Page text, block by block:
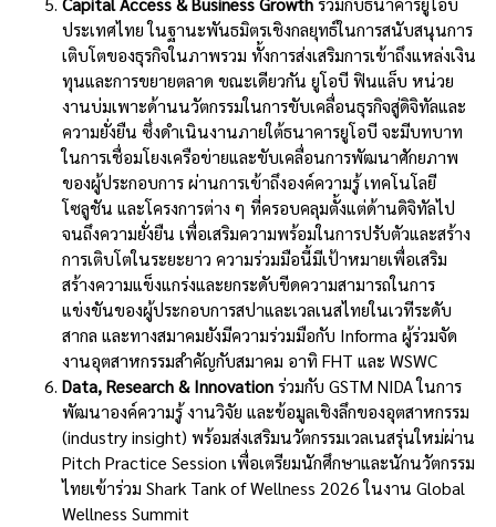
ประเทศไทย ในฐานะพันธมิตรเชิงกลยุทธ์ในการสนับสนุนการ
เติบโตของธุรกิจในภาพรวม ทั้งการส่งเสริมการเข้าถึงแหล่งเงิน
ทุนและการขยายตลาด ขณะเดียวกัน ยูโอบี ฟินแล็บ หน่วย
งานบ่มเพาะด้านนวัตกรรมในการขับเคลื่อนธุรกิจสู่ดิจิทัลและ
ความยั่งยืน ซึ่งดำเนินงานภายใต้ธนาคารยูโอบี จะมีบทบาท
ในการเชื่อมโยงเครือข่ายและขับเคลื่อนการพัฒนาศักยภาพ
ของผู้ประกอบการ ผ่านการเข้าถึงองค์ความรู้ เทคโนโลยี
โซลูชัน และโครงการต่าง ๆ ที่ครอบคลุมตั้งแต่ด้านดิจิทัลไป
จนถึงความยั่งยืน เพื่อเสริมความพร้อมในการปรับตัวและสร้าง
การเติบโตในระยะยาว ความร่วมมือนี้มีเป้าหมายเพื่อเสริม
สร้างความแข็งแกร่งและยกระดับขีดความสามารถในการ
แข่งขันของผู้ประกอบการสปาและเวลเนสไทยในเวทีระดับ
สากล และทางสมาคมยังมีความร่วมมือกับ Informa ผู้ร่วมจัด
งานอุตสาหกรรมสำคัญกับสมาคม อาทิ FHT และ WSWC
Data, Research & Innovationร่วมกับ GSTM NIDA ในการ
พัฒนาองค์ความรู้ งานวิจัย และข้อมูลเชิงลึกของอุตสาหกรรม
(industry insight) พร้อมส่งเสริมนวัตกรรมเวลเนสรุ่นใหม่ผ่าน
Pitch Practice Session เพื่อเตรียมนักศึกษาและนักนวัตกรรม
ไทยเข้าร่วม Shark Tank of Wellness 2026 ในงาน Global
Wellness Summit